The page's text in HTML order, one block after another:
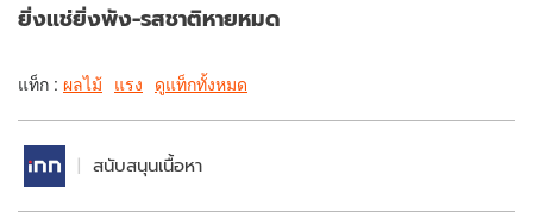
ยิ่งแช่ยิ่งพัง-รสชาติหายหมด
แท็ก : ผลไม้ แรง ดูแท็กทั้งหมด
สนับสนุนเนื้อหา